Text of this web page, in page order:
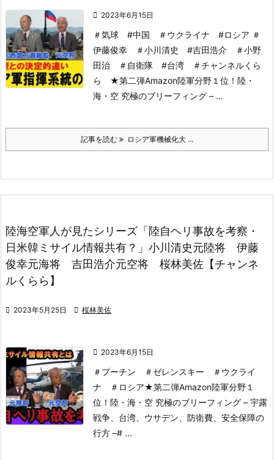
 2023年6月15日
＃気球 #中国 ＃ウクライナ #ロシア ＃
伊藤俊幸 ＃小川清史 #吉田浩介 ＃小野
田治 ＃自衛隊 #台湾 ＃チャンネルくら
ら ★第二弾Amazon陸軍分野１位！ 陸・
海・空 究極のブリーフィング – ...
記事を読む ロシア軍機械化大 ...
陸海空軍人が見たシリーズ「陸自ヘリ事故を考察・
日米韓ミサイル情報共有？」小川清史元陸将 伊藤
俊幸元海将 吉田浩介元空将 桜林美佐【チャンネ
ルくらら】
 2023年5月25日  桜林美佐
 2023年6月15日
＃プーチン ＃ゼレンスキー ＃ウクライ
ナ ＃ロシア★第二弾Amazon陸軍分野１
位！ 陸・海・空 究極のブリーフィング – 宇露
戦争、台湾、ウサデン、防衛費、安全保障の
行方 –# ...